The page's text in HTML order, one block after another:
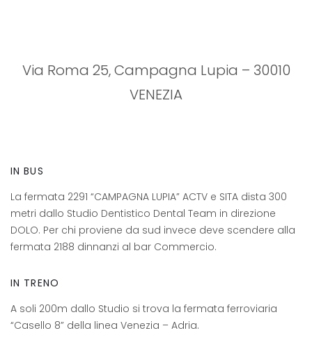
Via Roma 25, Campagna Lupia – 30010
VENEZIA
IN BUS
La fermata 2291 “CAMPAGNA LUPIA” ACTV e SITA dista 300
metri dallo Studio Dentistico Dental Team in direzione
DOLO. Per chi proviene da sud invece deve scendere alla
fermata 2188 dinnanzi al bar Commercio.
IN TRENO
A soli 200m dallo Studio si trova la fermata ferroviaria
“Casello 8” della linea Venezia – Adria.